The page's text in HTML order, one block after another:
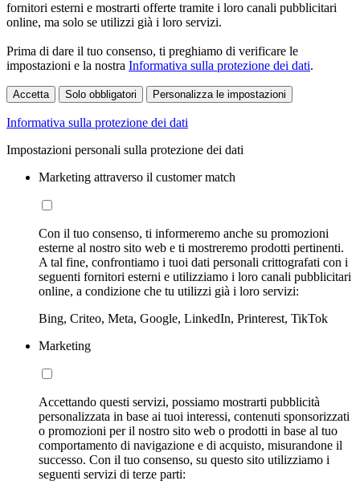
fornitori esterni e mostrarti offerte tramite i loro canali pubblicitari
online, ma solo se utilizzi già i loro servizi.
Prima di dare il tuo consenso, ti preghiamo di verificare le
impostazioni e la nostra Informativa sulla protezione dei dati.
Accetta Solo obbligatori Personalizza le impostazioni
Informativa sulla protezione dei dati
Impostazioni personali sulla protezione dei dati
Marketing attraverso il customer match
Con il tuo consenso, ti informeremo anche su promozioni
esterne al nostro sito web e ti mostreremo prodotti pertinenti.
A tal fine, confrontiamo i tuoi dati personali crittografati con i
seguenti fornitori esterni e utilizziamo i loro canali pubblicitari
online, a condizione che tu utilizzi già i loro servizi:
Bing, Criteo, Meta, Google, LinkedIn, Printerest, TikTok
Marketing
Accettando questi servizi, possiamo mostrarti pubblicità
personalizzata in base ai tuoi interessi, contenuti sponsorizzati
o promozioni per il nostro sito web o prodotti in base al tuo
comportamento di navigazione e di acquisto, misurandone il
successo. Con il tuo consenso, su questo sito utilizziamo i
seguenti servizi di terze parti: